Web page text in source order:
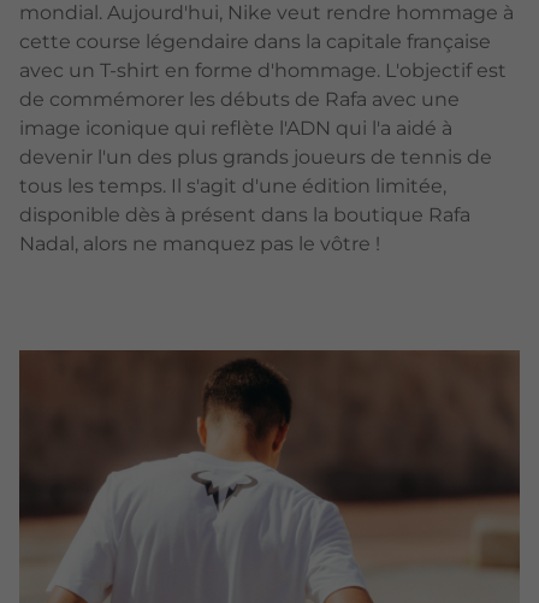
mondial. Aujourd'hui, Nike veut rendre hommage à
cette course légendaire dans la capitale française
avec un T-shirt en forme d'hommage. L'objectif est
de commémorer les débuts de Rafa avec une
image iconique qui reflète l'ADN qui l'a aidé à
devenir l'un des plus grands joueurs de tennis de
tous les temps. Il s'agit d'une édition limitée,
disponible dès à présent dans la boutique Rafa
Nadal, alors ne manquez pas le vôtre !